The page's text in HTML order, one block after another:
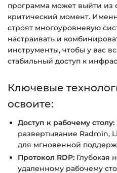
чат на сайте.
программа может выйти из
критический момент.
строят многоуровневую
настраивать и
инструменты, чтобы у вас
стабильный доступ к
Ключевые
освоите:
Доступ к рабочему столу:
развертывание Radmin,
для мгновенной
Протокол RDP: Глубокая
удаленному рабочему